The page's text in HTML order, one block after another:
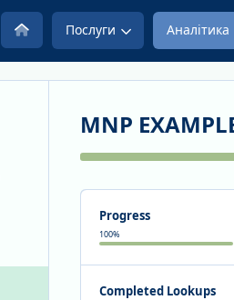
Послуги Аналітика
MNP
Progress
100%
Completed Lookups